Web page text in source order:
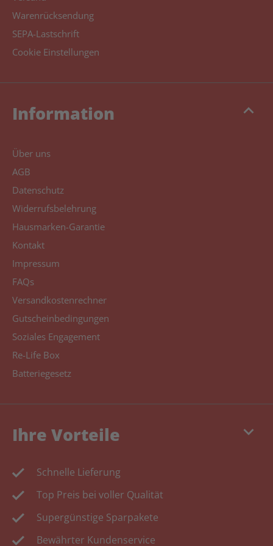
Warenrücksendung
SEPA-Lastschrift
Cookie Einstellungen
keyboard_arrow_up
Information
Über uns
AGB
Datenschutz
Widerrufsbelehrung
Hausmarken-Garantie
Kontakt
Impressum
FAQs
Versandkostenrechner
Gutscheinbedingungen
Soziales Engagement
Re-Life Box
Batteriegesetz
keyboard_arrow_down
Ihre Vorteile
Schnelle Lieferung
Top Preis bei voller Qualität
Supergünstige Sparpakete
Bewährter Kundenservice